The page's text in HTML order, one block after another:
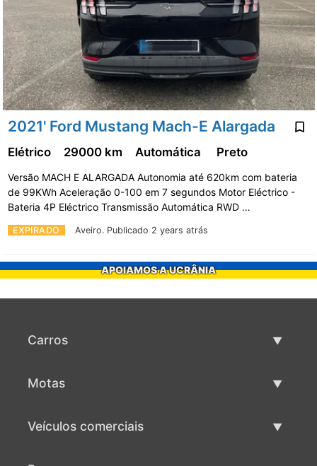
2021' Ford Mustang Mach-E Alargada
EXPIRADO Aveiro. Publicado 2 years atrás
Elétrico 29000 km Automática Preto
Versão MACH E ALARGADA Autonomia até 620km com bateria
de 99KWh Aceleração 0-100 em 7 segundos Motor Eléctrico -
Bateria 4P Eléctrico Transmissão Automática RWD …
APOIAMOS A UCRÂNIA
Carros
Motas
Veículos comerciais